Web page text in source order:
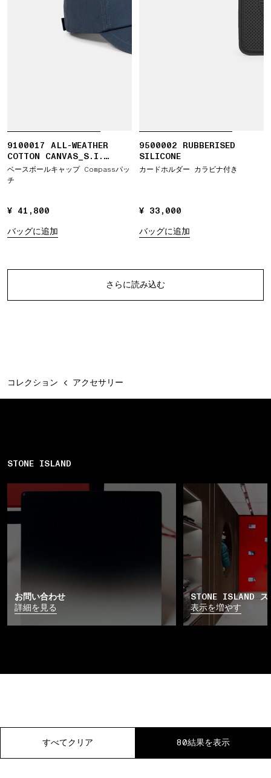
すべてクリア 80結果を表示
すべてクリア 80結果を表示
すべてクリア 80結果を表示
すべてクリア 80結果を表示
すべてクリア 80結果を表示
9100017 ALL-WEATHER
COTTON CANVAS_S.I.
GHOST
ベースボールキャップ Compassパッ
チ
¥ 41,800
¥ 41,800
バッグに追加
9500002 RUBBERISED
SILICONE
カードホルダー カラビナ付き
¥ 33,000
¥ 33,000
バッグに追加
さらに読み込む
コレクション アクセサリー
STONE ISLAND
お問い合わせ
詳細を見る
STONE ISLAND ス
表示を増やす